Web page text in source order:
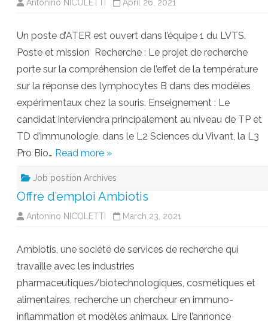
Antonino NICOLETTI April 26, 2021
Un poste d’ATER est ouvert dans l’équipe 1 du LVTS.
Poste et mission Recherche : Le projet de recherche
porte sur la compréhension de l’effet de la température
sur la réponse des lymphocytes B dans des modèles
expérimentaux chez la souris. Enseignement : Le
candidat interviendra principalement au niveau de TP et
TD d’immunologie, dans le L2 Sciences du Vivant, la L3
Pro Bio… Read more »
Job position Archives
Offre d’emploi Ambiotis
Antonino NICOLETTI March 23, 2021
Ambiotis, une société de services de recherche qui
travaille avec les industries
pharmaceutiques/biotechnologiques, cosmétiques et
alimentaires, recherche un chercheur en immuno-
inflammation et modèles animaux. Lire l’annonce